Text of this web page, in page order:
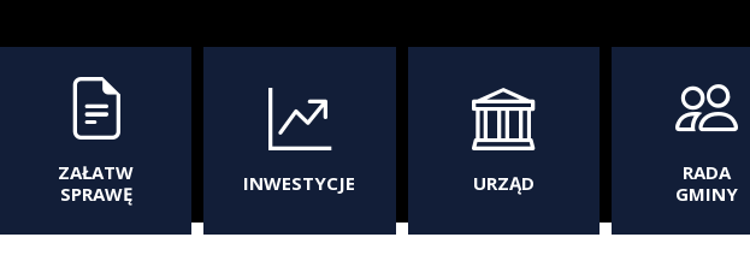
ZAŁATW
SPRAWĘ
INWESTYCJE URZĄD
RADA
GMINY